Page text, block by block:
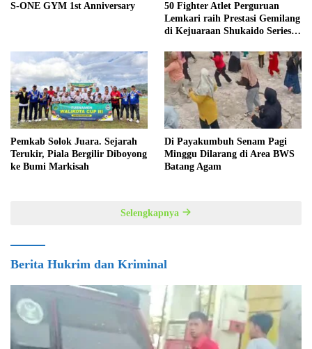
S-ONE GYM 1st Anniversary
50 Fighter Atlet Perguruan
Lemkari raih Prestasi Gemilang
di Kejuaraan Shukaido Series 1
Pemkab Solok Juara. Sejarah
Terukir, Piala Bergilir Diboyong
ke Bumi Markisah
Di Payakumbuh Senam Pagi
Minggu Dilarang di Area BWS
Batang Agam
Selengkapnya
Berita Hukrim dan Kriminal